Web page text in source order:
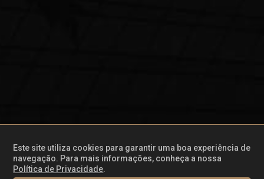
Este site utiliza cookies para garantir uma boa experiência de
navegação. Para mais informações, conheça a nossa
Política de Privacidade.